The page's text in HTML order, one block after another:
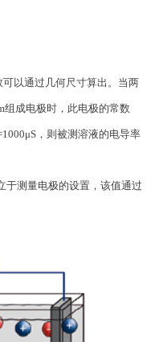
以通过几何尺寸算出。当两
组成电极时，此电极的常数
，则被测溶液的电导率
于测量电极的设置，该值通过